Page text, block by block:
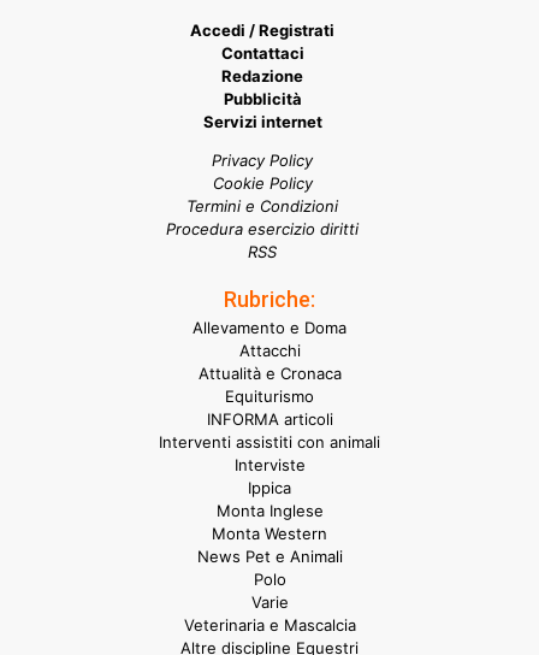
Accedi / Registrati
Contattaci
Redazione
Pubblicità
Servizi internet
Privacy Policy
Cookie Policy
Termini e Condizioni
Procedura esercizio diritti
RSS
Rubriche:
Allevamento e Doma
Attacchi
Attualità e Cronaca
Equiturismo
INFORMA articoli
Interventi assistiti con animali
Interviste
Ippica
Monta Inglese
Monta Western
News Pet e Animali
Polo
Varie
Veterinaria e Mascalcia
Altre discipline Equestri